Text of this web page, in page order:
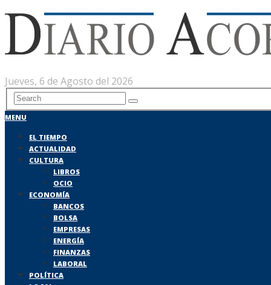
Jueves, 6 de Agosto del 2026
MENU
EL TIEMPO
ACTUALIDAD
CULTURA
LIBROS
OCIO
ECONOMÍA
BANCOS
BOLSA
EMPRESAS
ENERGÍA
FINANZAS
LABORAL
POLÍTICA